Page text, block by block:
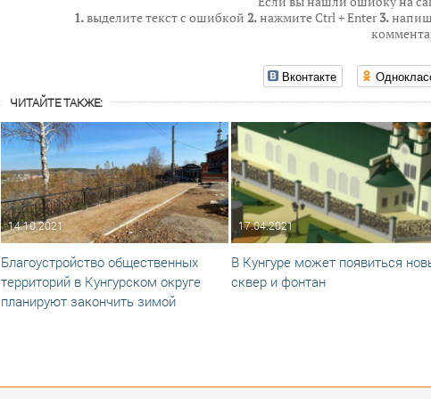
1.выделите текст с ошибкой 2.нажмите Ctrl + Enter3.
Вконтакте
ЧИТАЙТЕ ТАКЖЕ:
14.10.2021
Благоустройство общественных
территорий в Кунгурском округе
планируют закончить зимой
17.04.2021
В Кунгуре может появиться
сквер и фонтан